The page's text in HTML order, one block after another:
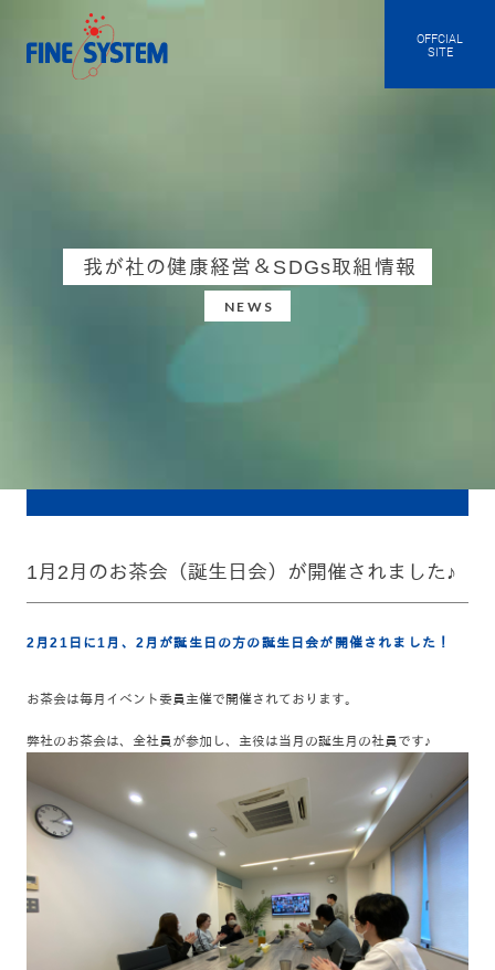
OFFCIAL
SITE
我が社の健康経営＆SDGs取組情報
NEWS
1月2月のお茶会（誕生日会）が開催されました♪
2月21日に1月、2月が誕生日の方の誕生日会が開催されました！
お茶会は毎月イベント委員主催で開催されております。
弊社のお茶会は、全社員が参加し、主役は当月の誕生月の社員です♪